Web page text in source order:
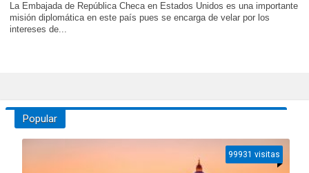
La Embajada de República Checa en Estados Unidos es una importante
misión diplomática en este país pues se encarga de velar por los
intereses de...
Popular
99931 visitas